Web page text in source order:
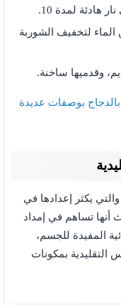
هادئة لمدة 10.
لتخفيف الشوربة
وقدميها ساخنة.
بوصفات عديدة
يكثر إعدادها في
أنها تساهم في إمداد
المفيدة للجسم،
بمكونات